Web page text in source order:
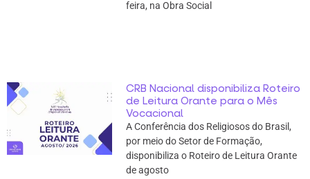
feira, na Obra Social
CRB Nacional disponibiliza Roteiro
de Leitura Orante para o Mês
Vocacional
A Conferência dos Religiosos do Brasil,
por meio do Setor de Formação,
disponibiliza o Roteiro de Leitura Orante
de agosto